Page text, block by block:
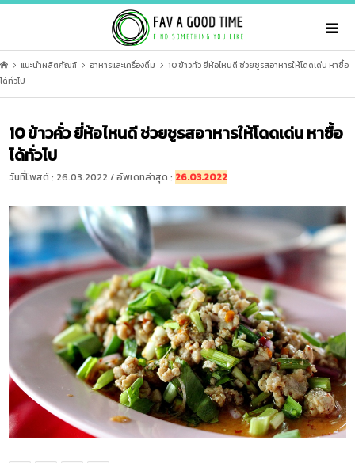
แนะนำผลิตภัณฑ์ อาหารและเครื่องดื่ม
10 ข้าวคั่ว ยี่ห้อไหนดี ช่วยชูรสอาหารให้โดดเด่น หาซื้อ
ได้ทั่วไป
10 ข้าวคั่ว ยี่ห้อไหนดี ช่วยชูรสอาหารให้โดดเด่น หาซื้อ
ได้ทั่วไป
วันที่โพสต์ : 26.03.2022 / อัพเดทล่าสุด : 26.03.2022